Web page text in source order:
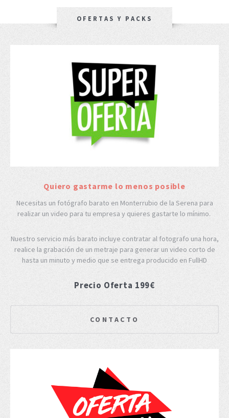
OFERTAS Y PACKS
Quiero gastarme lo menos posible
Necesitas un fotógrafo barato en Monterrubio de la Serena para
realizar un video para tu empresa y quieres gastarte lo mínimo.
Nuestro servicio más barato incluye contratar al fotografo una hora,
realice la grabación de un metraje para generar un video corto de
hasta un minuto y medio que se entrega producido en FullHD
Precio Oferta 199€
CONTACTO